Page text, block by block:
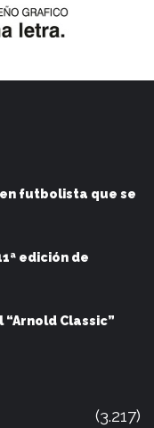
futbolista que se
edición de
Classic”
(3.217)